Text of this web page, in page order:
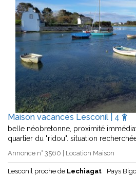
Maison vacances Lesconil | 4
belle néobretonne, proximité
quartier du "ridou". situation
Annonce n° 3560 | Location Maison
Lesconil proche de Lechiagat Pays